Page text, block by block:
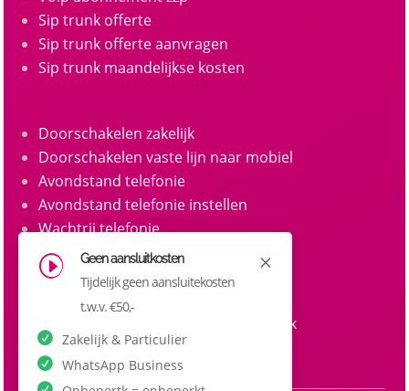
Sip trunk offerte
Sip trunk offerte aanvragen
Sip trunk maandelijkse kosten
Doorschakelen zakelijk
Doorschakelen vaste lijn naar mobiel
Avondstand telefonie
Avondstand telefonie instellen
Wachtrij telefonie
Call queue telefonie
Belgroepen
Belgroep instellen zakelijke telefonie
Doorkiesnummers aanvragen zakelijk
Doorkiesnummer per medewerker
M
I Geen aansluitkosten
Tijdelijk geen aansluitekosten
t.w.v. €50,-
Zakelijk & Particulier
WhatsApp Business